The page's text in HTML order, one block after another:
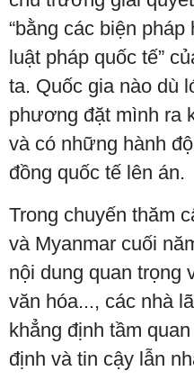
“bằng các biện
luật pháp quốc tế”
ta. Quốc gia nào dù
phương đặt mình ra
và có những hành
đồng quốc tế lên án.
Trong chuyến thăm
và Myanmar cuối
nội dung quan trọng
văn hóa..., các nhà
khẳng định tầm
định và tin cậy lẫn